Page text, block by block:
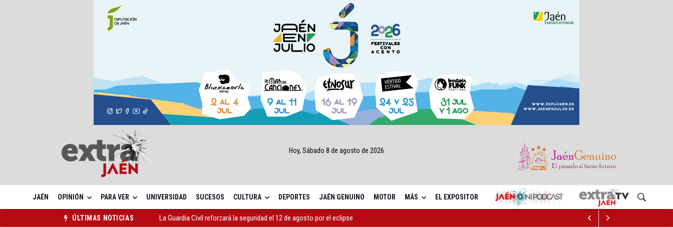
Hoy, Sábado 8 de agosto de 2026
JAÉN OPINIÓN PARA VER UNIVERSIDAD SUCESOS CULTURA DEPORTES JAÉN GENUINO MOTOR MÁS EL EXPOSITOR
ÚLTIMAS NOTICIAS
La Guardia Civil reforzará la seguridad el 12 de agosto por el eclipse